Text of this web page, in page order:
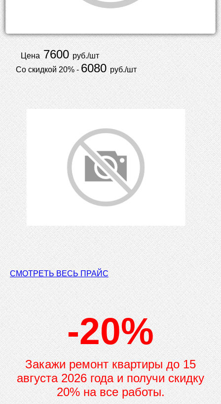
Цена7600 руб./шт
Со скидкой 20% -6080руб./шт
СМОТРЕТЬ ВЕСЬ ПРАЙС
-20%
Закажи ремонт квартиры до15
августа 2026 года и получи скидку
20% на все работы.